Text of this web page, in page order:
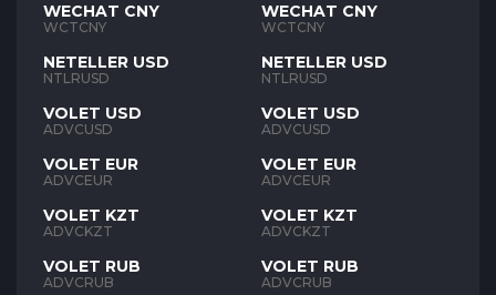
WECHAT CNY
WCTCNY
NETELLER USD
NTLRUSD
VOLET USD
ADVCUSD
VOLET EUR
ADVCEUR
VOLET KZT
ADVCKZT
VOLET RUB
ADVCRUB
WECHAT CNY
WCTCNY
NETELLER USD
NTLRUSD
VOLET USD
ADVCUSD
VOLET EUR
ADVCEUR
VOLET KZT
ADVCKZT
VOLET RUB
ADVCRUB